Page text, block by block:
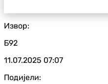
Извор:
Б92
11.07.2025 07:07
Подијели: